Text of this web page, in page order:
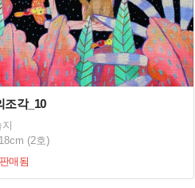
조각_10
(2호)
판매됨